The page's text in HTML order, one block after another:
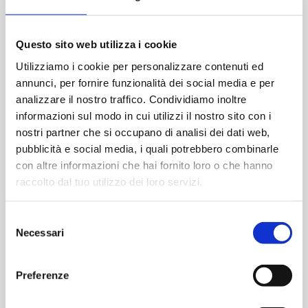
Questo sito web utilizza i cookie
Utilizziamo i cookie per personalizzare contenuti ed
annunci, per fornire funzionalità dei social media e per
analizzare il nostro traffico. Condividiamo inoltre
informazioni sul modo in cui utilizzi il nostro sito con i
nostri partner che si occupano di analisi dei dati web,
pubblicità e social media, i quali potrebbero combinarle
con altre informazioni che hai fornito loro o che hanno
raccolto dal tuo utilizzo dei loro servizi.
delNecessari
Preferenze
OPTIONAL
Serratura meccanica a 5 punti di chiusura
Serratura meccanica autobloccante a 3 punti di
chiusura
Serratura meccanica autobloccante a 5 punti di
chiusura
Serratura motorizzata a 3 punti di chiusura
Serratura da blindato